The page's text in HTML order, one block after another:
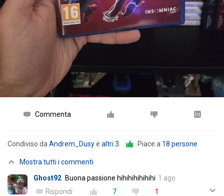
Commenta
Condiviso da Andrem_Dusye altri 3 Piace a 18 persone
Mostra tutti i commenti
Ghost92 Buona passione hihihihihihihi 1 ago
Rispondi
7
1